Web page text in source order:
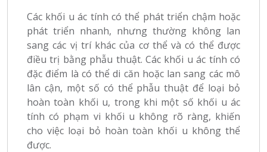
Các khối u ác tính có thể phát triển chậm hoặc
phát triển nhanh, nhưng thường không lan
sang các vị trí khác của cơ thể và có thể được
điều trị bằng phẫu thuật. Các khối u ác tính có
đặc điểm là có thể di căn hoặc lan sang các mô
lân cận, một số có thể phẫu thuật để loại bỏ
hoàn toàn khối u, trong khi một số khối u ác
tính có phạm vi khối u không rõ ràng, khiến
cho việc loại bỏ hoàn toàn khối u không thể
được.